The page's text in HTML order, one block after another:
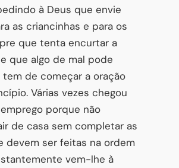
à Deus que envie
as criancinhas e para os
que tenta encurtar a
que algo de mal pode
de começar a oração
Várias vezes chegou
porque não
de casa sem completar as
devem ser feitas na ordem
vem-lhe à